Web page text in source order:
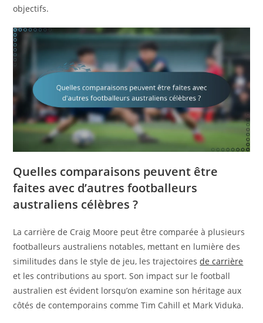
objectifs.
Quelles comparaisons peuvent être
faites avec d’autres footballeurs
australiens célèbres ?
La carrière de Craig Moore peut être comparée à plusieurs
footballeurs australiens notables, mettant en lumière des
similitudes dans le style de jeu, les trajectoiresde carrière
et les contributions au sport. Son impact sur le football
australien est évident lorsqu’on examine son héritage aux
côtés de contemporains comme Tim Cahill et Mark Viduka.